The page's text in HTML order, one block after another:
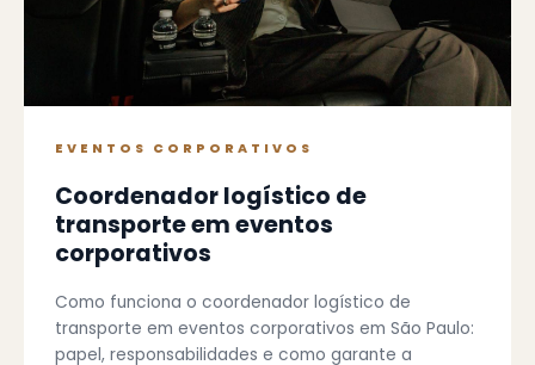
EVENTOS CORPORATIVOS
Coordenador logístico de
transporte em eventos
corporativos
Como funciona o coordenador logístico de
transporte em eventos corporativos em São Paulo:
papel, responsabilidades e como garante a